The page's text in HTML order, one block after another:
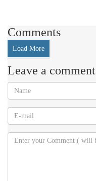
Comments
Load More
Leave a comment